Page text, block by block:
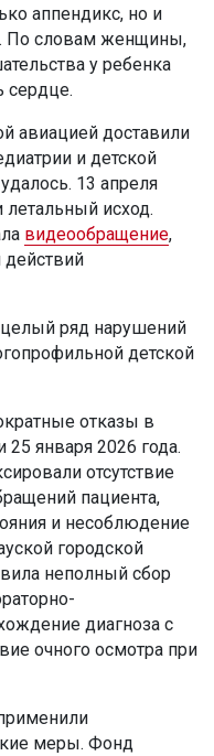
аппендикс, но и
По словам женщины,
у ребенка
сердце.
авиацией доставили
и детской
13 апреля
летальный исход.
видеообращение,
действий
ряд нарушений
детской
отказы в
25 января 2026 года.
отсутствие
пациента,
и несоблюдение
городской
неполный сбор
диагноза с
очного осмотра при
меры. Фонд